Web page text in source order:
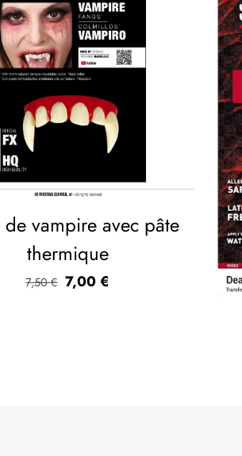
vampire avec pâte
thermique
7,50€ 7,00€